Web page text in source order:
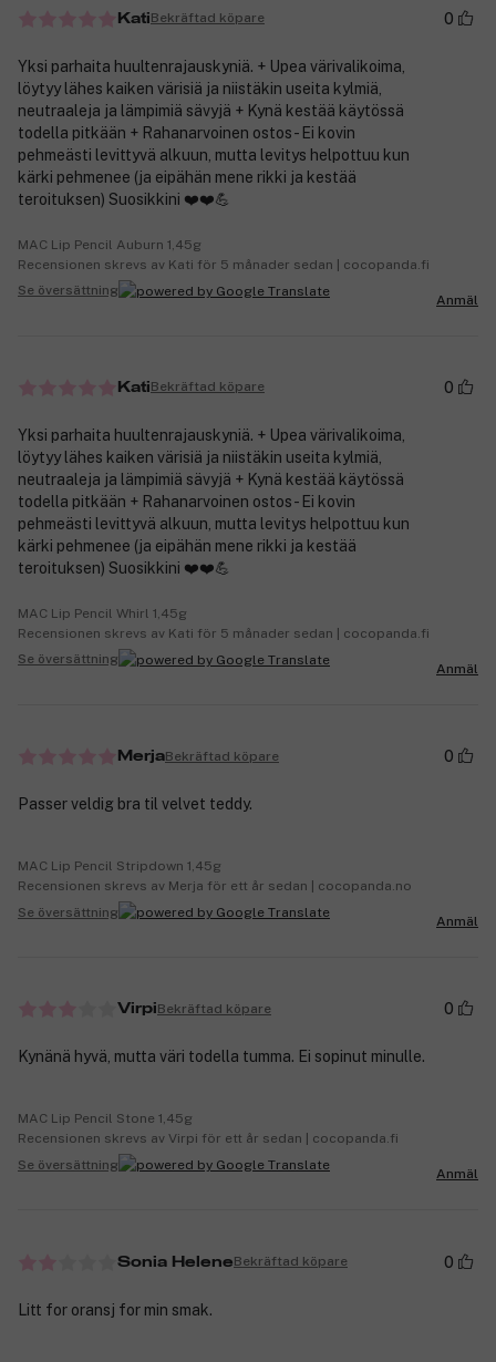
KatiBekräftad köpare 0
Yksi parhaita huultenrajauskyniä. + Upea värivalikoima,
löytyy lähes kaiken värisiä ja niistäkin useita kylmiä,
neutraaleja ja lämpimiä sävyjä + Kynä kestää käytössä
todella pitkään + Rahanarvoinen ostos - Ei kovin
pehmeästi levittyvä alkuun, mutta levitys helpottuu kun
kärki pehmenee (ja eipähän mene rikki ja kestää
teroituksen) Suosikkini ❤️❤️💪
MAC Lip Pencil Auburn 1,45g
Recensionen skrevs av Kati för 5 månader sedan | cocopanda.fi
Se översättning
Anmäl
KatiBekräftad köpare 0
Yksi parhaita huultenrajauskyniä. + Upea värivalikoima,
löytyy lähes kaiken värisiä ja niistäkin useita kylmiä,
neutraaleja ja lämpimiä sävyjä + Kynä kestää käytössä
todella pitkään + Rahanarvoinen ostos - Ei kovin
pehmeästi levittyvä alkuun, mutta levitys helpottuu kun
kärki pehmenee (ja eipähän mene rikki ja kestää
teroituksen) Suosikkini ❤️❤️💪
MAC Lip Pencil Whirl 1,45g
Recensionen skrevs av Kati för 5 månader sedan | cocopanda.fi
Se översättning
Anmäl
MerjaBekräftad köpare 0
Passer veldig bra til velvet teddy.
MAC Lip Pencil Stripdown 1,45g
Recensionen skrevs av Merja för ett år sedan | cocopanda.no
Se översättning
Anmäl
VirpiBekräftad köpare 0
Kynänä hyvä, mutta väri todella tumma. Ei sopinut minulle.
MAC Lip Pencil Stone 1,45g
Recensionen skrevs av Virpi för ett år sedan | cocopanda.fi
Se översättning
Anmäl
Sonia HeleneBekräftad köpare 0
Litt for oransj for min smak.